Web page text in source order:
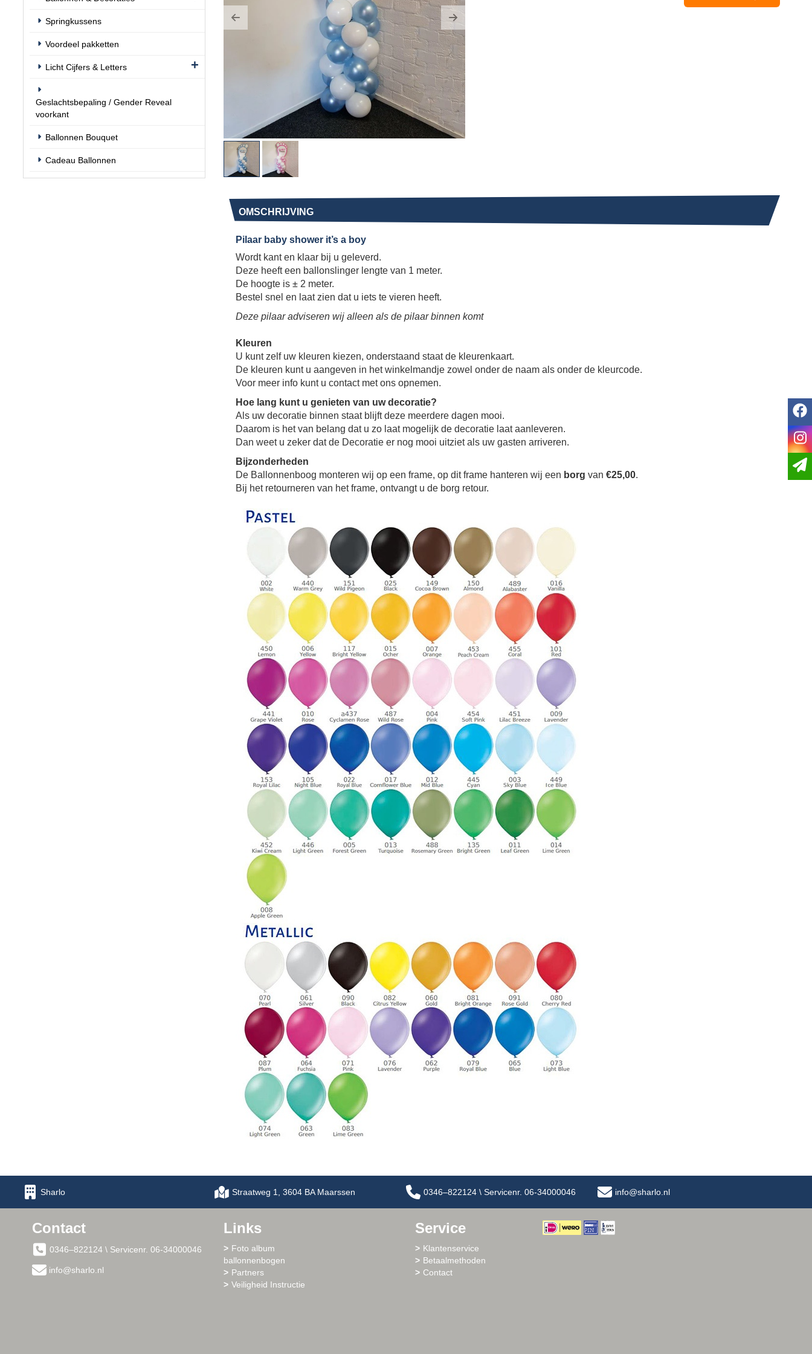
Springkussens
Voordeel pakketten
Licht Cijfers & Letters
Geslachtsbepaling / Gender Reveal
voorkant
Ballonnen Bouquet
Cadeau Ballonnen
Previous Next
OMSCHRIJVING
Pilaar baby shower it’s a boy
Wordt kant en klaar bij u geleverd.
Deze heeft een ballonslinger lengte van 1 meter.
De hoogte is ± 2 meter.
Bestel snel en laat zien dat u iets te vieren heeft.
Deze pilaar adviseren wij alleen als de pilaar binnen komt
Kleuren
U kunt zelf uw kleuren kiezen, onderstaand staat de kleurenkaart.
De kleuren kunt u aangeven in het winkelmandje zowel onder de naam als onder de kleurcode.
Voor meer info kunt u contact met ons opnemen.
Hoe lang kunt u genieten van uw decoratie?
Als uw decoratie binnen staat blijft deze meerdere dagen mooi.
Daarom is het van belang dat u zo laat mogelijk de decoratie laat aanleveren.
Dan weet u zeker dat de Decoratie er nog mooi uitziet als uw gasten arriveren.
Bijzonderheden
De Ballonnenboog monteren wij op een frame, op dit frame hanteren wij een borg van €25,00.
Bij het retourneren van het frame, ontvangt u de borg retour.
Sharlo Straatweg 1, 3604 BA Maarssen 0346–822124 \ Servicenr. 06-34000046 info@sharlo.nl
Contact
0346–822124 \ Servicenr. 06-34000046
info@sharlo.nl
Links
Foto album
ballonnenbogen
Partners
Veiligheid Instructie
Service
Klantenservice
Betaalmethoden
Contact